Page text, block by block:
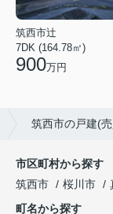
筑西市辻
7DK (164.78㎡)
900万円
筑西市の戸建(
市区町村から探す
筑西市
桜川市
町名から探す